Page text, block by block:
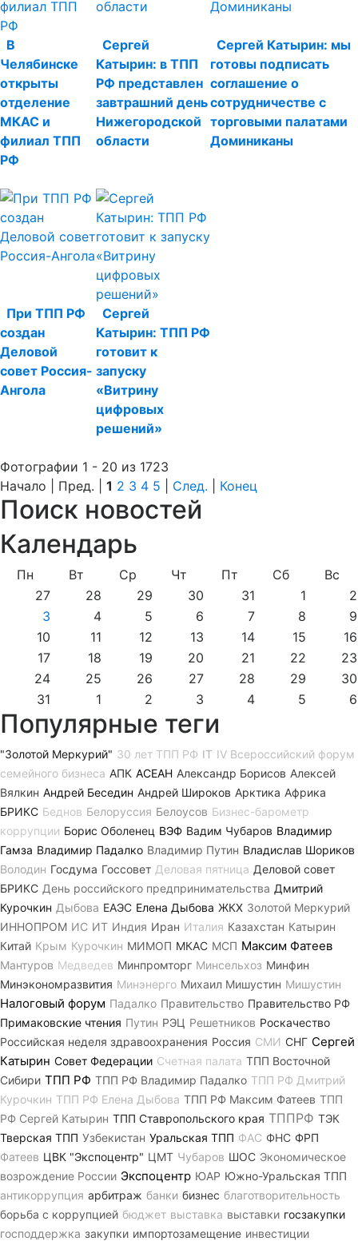
В
Челябинске
открыты
отделение
МКАС и
филиал ТПП
РФ
Сергей
Катырин: в ТПП
РФ представлен
завтрашний день
Нижегородской
области
Сергей Катырин: мы
готовы подписать
соглашение о
сотрудничестве с
торговыми палатами
Доминиканы
При ТПП РФ
создан
Деловой
совет Россия-
Ангола
Сергей
Катырин: ТПП РФ
готовит к
запуску
«Витрину
цифровых
решений»
Фотографии 1 - 20 из 1723
Начало | Пред. | 1 2 3 4 5 След. Конец
Поиск новостей
Календарь
Пн Вт Ср Чт Пт Сб
Вс
27
28 29 30 31 1
2
3
4 5 6 7 8
9
10
11 12 13 14 15
16
17
18 19 20 21 22
23
24
25 26 27 28 29
30
31
1 2 3 4 5 6
Популярные теги
"Золотой Меркурий" 30 лет ТПП РФ IT IV Всероссийский форум
семейного бизнеса АПК АСЕАН Александр Борисов Алексей
Вялкин Андрей Беседин Андрей Широков Арктика Африка
БРИКС Беднов Белоруссия Белоусов Бизнес-барометр
коррупции Борис Оболенец ВЭФ Вадим Чубаров Владимир
Гамза Владимир Падалко Владимир Путин Владислав Шориков
Володин Госдума Госсовет Деловая пятница Деловой совет
БРИКС День российского предпринимательства Дмитрий
Курочкин Дыбова ЕАЭС Елена Дыбова ЖКХ Золотой Меркурий
ИННОПРОМ ИС ИТ Индия Иран Италия Казахстан Катырин
Китай Крым Курочкин МИМОП МКАС МСП Максим Фатеев
Мантуров Медведев Минпромторг Минсельхоз Минфин
Минэкономразвития Минэнерго Михаил Мишустин Мишустин
Налоговый форум Падалко Правительство Правительство РФ
Примаковские чтения Путин РЭЦ Решетников Роскачество
Российская неделя здравоохранения Россия СМИ СНГ Сергей
Катырин Совет Федерации Счетная палата ТПП Восточной
Сибири ТПП РФ ТПП РФ Владимир Падалко ТПП РФ Дмитрий
Курочкин ТПП РФ Елена Дыбова ТПП РФ Максим Фатеев ТПП
РФ Сергей Катырин ТПП Ставропольского края ТППРФ ТЭК
Тверская ТПП Узбекистан Уральская ТПП ФАС ФНС ФРП
Фатеев ЦВК "Экспоцентр" ЦМТ Чубаров ШОС Экономическое
возрождение России Экспоцентр ЮАР Южно-Уральская ТПП
антикоррупция арбитраж банки бизнес благотворительность
борьба с коррупцией бюджет выставка выставки госзакупки
господдержка закупки импортозамещение инвестиции